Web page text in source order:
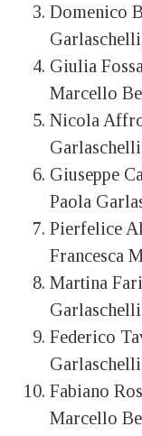
Domenico
Giulia
Marcello
Nicola
Giuseppe
Paola
Pierfelice
Francesca
Martina
Federico
Fabiano
Marcello